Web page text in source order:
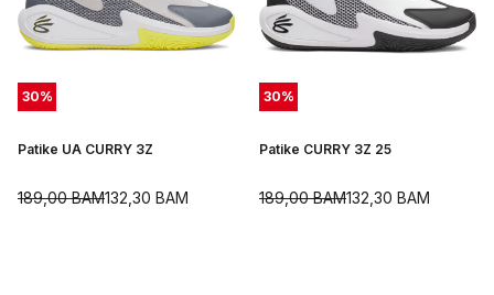
30%
Patike UA CURRY 3Z
132,30 BAM
189,00BAM
30%
Patike CURRY 3Z 25
132,30 BAM
189,00BAM